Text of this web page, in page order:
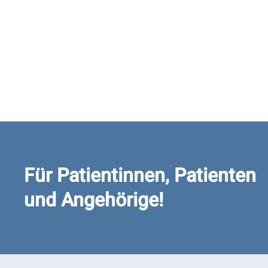
Für Patientinnen, Patienten
und Angehörige!